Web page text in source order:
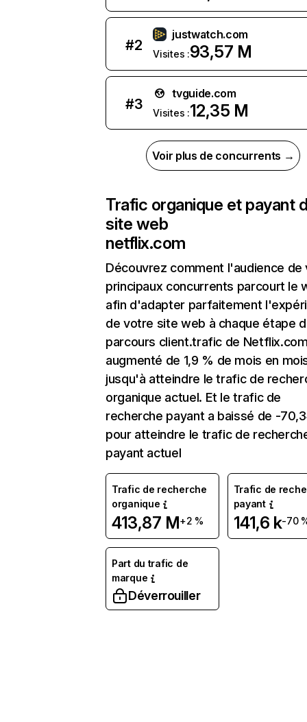
#2
justwatch.com
Visites :93,57 M
#3
tvguide.com
Visites :12,35 M
Voir plus de concurrents →
Trafic organique et payant
site web
netflix.com
Découvrez comment l'audience de
principaux concurrents parcourt le
afin d'adapter parfaitement
de votre site web à chaque étape
parcours client.trafic de
augmenté de 1,9 % de mois en
jusqu'à atteindre le trafic de
organique actuel. Et le trafic de
recherche payant a baissé de -
pour atteindre le trafic de
payant actuel
Trafic de recherche
organique
413,87 M+2 %
Trafic de
payant
141,6 k-70
Part du trafic de
marque
Déverrouiller